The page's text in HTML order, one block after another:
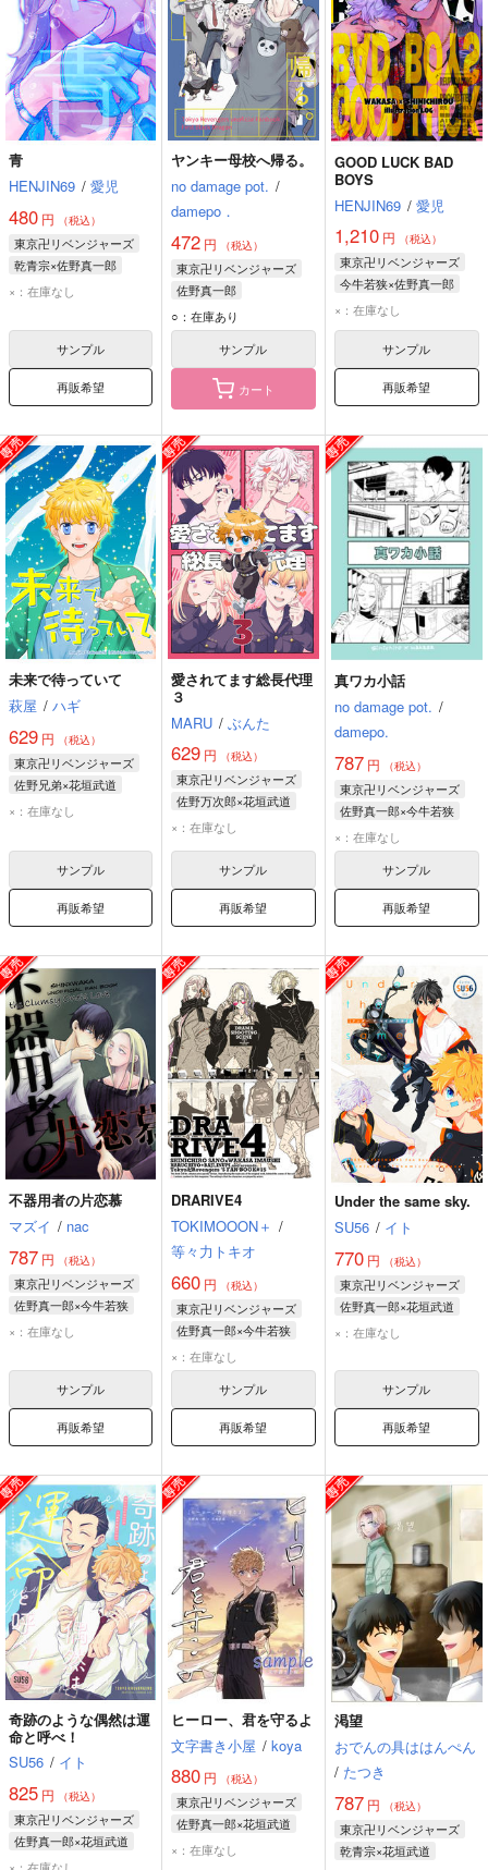
青
HENJIN69 / 愛児
480 円 （税込）
東京卍リベンジャーズ
乾青宗×佐野真一郎
佐野真一郎
×：在庫なし
サンプル
再販希望
ヤンキー母校へ帰る。
no damage pot. /
damepo．
472 円 （税込）
東京卍リベンジャーズ
佐野真一郎
○：在庫あり
サンプル
カート
GOOD LUCK BAD
BOYS
HENJIN69 / 愛児
1,210円 （税込）
東京卍リベンジャーズ
今牛若狭×佐野真一郎
今牛若狭
×：在庫なし
サンプル
再販希望
未来で待っていて
萩屋 / ハギ
629 円 （税込）
東京卍リベンジャーズ
佐野兄弟×花垣武道
花垣武道
×：在庫なし
サンプル
再販希望
愛されてます総長代理
３
MARU / ぶんた
629 円 （税込）
東京卍リベンジャーズ
佐野万次郎×花垣武道
花垣武道
×：在庫なし
サンプル
再販希望
真ワカ小話
no damage pot. /
damepo.
787円 （税込）
東京卍リベンジャーズ
佐野真一郎×今牛若狭
佐野真一郎
×：在庫なし
サンプル
再販希望
不器用者の片恋慕
マズイ / nac
787 円 （税込）
東京卍リベンジャーズ
佐野真一郎×今牛若狭
佐野真一郎
×：在庫なし
サンプル
再販希望
DRARIVE4
TOKIMOOON＋ /
等々力トキオ
660 円 （税込）
東京卍リベンジャーズ
佐野真一郎×今牛若狭
今牛若狭
三途春千夜
×：在庫なし
サンプル
再販希望
Under the same sky.
SU56 / イト
770円 （税込）
東京卍リベンジャーズ
佐野真一郎×花垣武道
花垣武道
×：在庫なし
サンプル
再販希望
奇跡のような偶然は運
命と呼べ！
SU56 / イト
825 円 （税込）
東京卍リベンジャーズ
佐野真一郎×花垣武道
花垣武道
ヒーロー、君を守るよ
文字書き小屋 / koya
880 円 （税込）
東京卍リベンジャーズ
佐野真一郎×花垣武道
花垣武道
×：在庫なし
渇望
おでんの具ははんぺん
/ たつき
787円 （税込）
東京卍リベンジャーズ
乾青宗×花垣武道